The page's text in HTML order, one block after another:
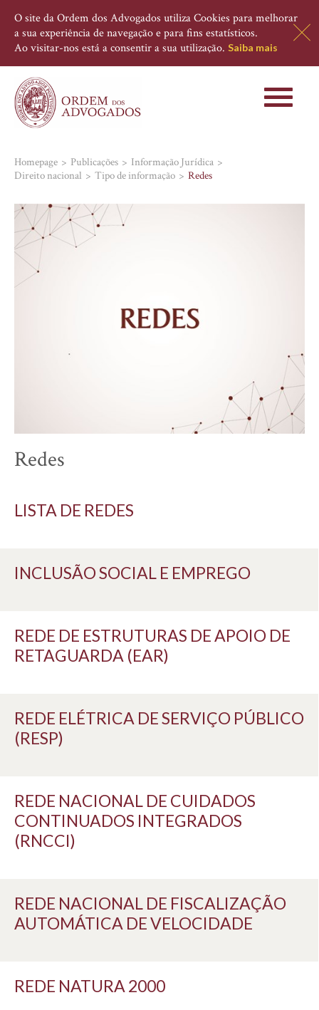
O site da Ordem dos Advogados utiliza Cookies para melhorar
a sua experiência de navegação e para fins estatísticos.
Ao visitar-nos está a consentir a sua utilização. Saiba mais
Toggle
Homepage Publicações
Informação Jurídica
Direito nacional
Tipo de informação Redes
Redes
LISTA DE REDES
INCLUSÃO SOCIAL E EMPREGO
REDE DE ESTRUTURAS DE APOIO DE
RETAGUARDA (EAR)
REDE ELÉTRICA DE SERVIÇO PÚBLICO
(RESP)
REDE NACIONAL DE CUIDADOS
CONTINUADOS INTEGRADOS
(RNCCI)
REDE NACIONAL DE FISCALIZAÇÃO
AUTOMÁTICA DE VELOCIDADE
REDE NATURA 2000